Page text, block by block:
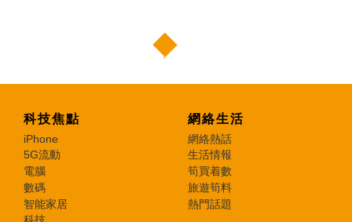
科技焦點
iPhone
5G流動
電腦
數碼
智能家居
網絡生活
網絡熱話
生活情報
筍買着數
旅遊筍料
熱門話題